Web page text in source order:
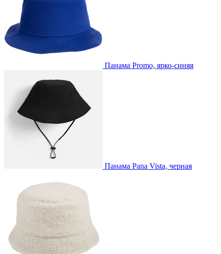
Панама Promo, ярко-синяя
Панама Pana Vista, черная